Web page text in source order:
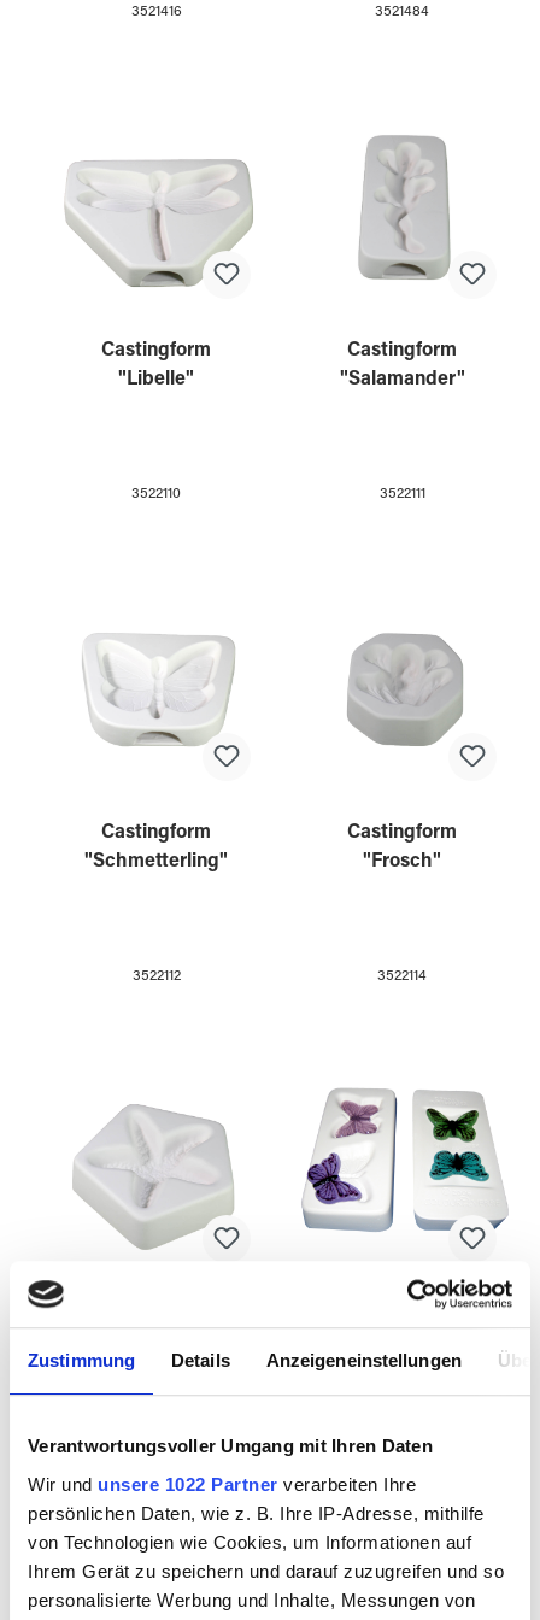
Zustimmung Details Anzeigeneinstellungen
Verantwortungsvoller Umgang mit Ihren Daten
Wir und unsere 1022 Partner verarbeiten Ihre
persönlichen Daten, wie z. B. Ihre IP-Adresse, mithilfe
von Technologien wie Cookies, um Informationen auf
Ihrem Gerät zu speichern und darauf zuzugreifen und so
personalisierte Werbung und Inhalte, Messungen von
3521416 3521484
Castingform
"Libelle"
3522110
Castingform
"Salamander"
3522111
Castingform
"Schmetterling"
3522112
Castingform
"Frosch"
3522114
3522119
Castingform "Kleine